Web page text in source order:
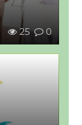
25 0